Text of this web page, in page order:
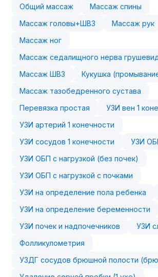
Общий массаж
Массаж спины
Массаж головы+ШВЗ
Массаж рук
Массаж ног
Массаж седалищного нерва
Массаж ШВЗ
Кукушка
Массаж тазобедренного сустава
Перевязка простая
УЗИ вен 1
УЗИ артерий 1 конечности
УЗИ сосудов 1 конечности
УЗИ
УЗИ ОБП с нагрузкой (без почек)
УЗИ ОБП с нагрузкой с почками
УЗИ на определение пола ребенка
УЗИ на определение беременности
УЗИ почек и надпочечников
УЗИ
Фолликулометрия
УЗДГ сосудов брюшной полости